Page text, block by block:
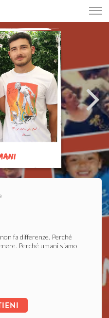
fa differenze. Perché
Perché umani siamo